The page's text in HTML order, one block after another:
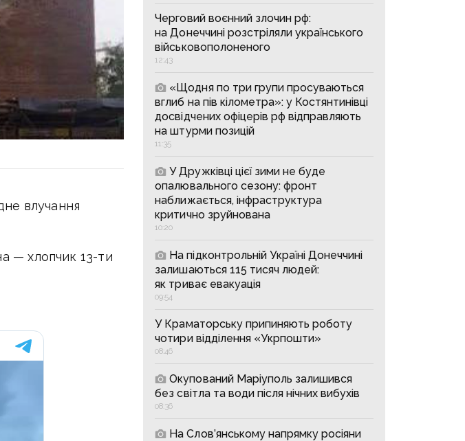
влучання
— хлопчик 13-ти
Черговий воєнний злочин рф:
на Донеччині розстріляли українського
військовополоненого
12:43
«Щодня по три групи просуваються
вглиб на пів кілометра»: у Костянтинівці
досвідчених офіцерів рф відправляють
на штурми позицій
11:35
У Дружківці цієї зими не буде
опалювального сезону: фронт
наближається, інфраструктура
критично зруйнована
10:20
На підконтрольній Україні Донеччині
залишаються 115 тисяч людей:
як триває евакуація
09:54
У Краматорську припиняють роботу
чотири відділення «Укрпошти»
08:46
Окупований Маріуполь залишився
без світла та води після нічних вибухів
08:36
На Слов’янському напрямку росіяни